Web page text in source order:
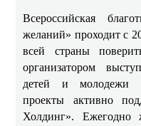
Всероссийская
желаний» проходит с
всей страны
организатором
детей и молодежи
проекты активно
Холдинг». Ежегодно